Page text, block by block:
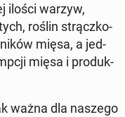
ilości warzyw,
roślin strącz­ko­
mięsa, a jed­
mięsa i pro­duk­
ważna dla naszego